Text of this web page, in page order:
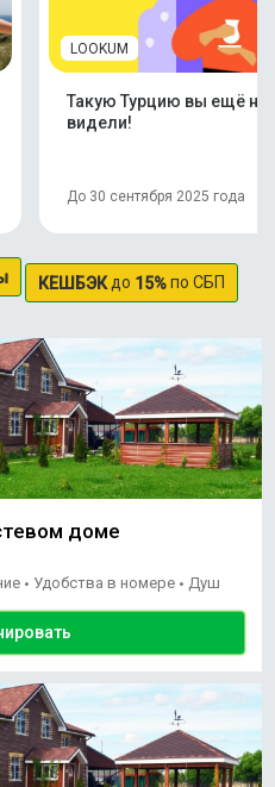
LOOKUM
Такую Турцию вы ещё не
видели!
До 30 сентября 2025 года
КЕШБЭКдо 15%по СБП
доме
• Удобства в номере • Душ